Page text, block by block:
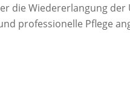
die Wiedererlangung
professionelle Pflege